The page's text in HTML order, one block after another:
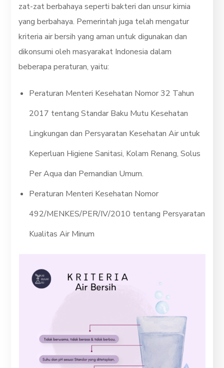
zat-zat berbahaya seperti bakteri dan unsur kimia
yang berbahaya. Pemerintah juga telah mengatur
kriteria air bersih yang aman untuk digunakan dan
dikonsumi oleh masyarakat Indonesia dalam
beberapa peraturan, yaitu:
Peraturan Menteri Kesehatan Nomor 32 Tahun
2017 tentang Standar Baku Mutu Kesehatan
Lingkungan dan Persyaratan Kesehatan Air untuk
Keperluan Higiene Sanitasi, Kolam Renang, Solus
Per Aqua dan Pemandian Umum.
Peraturan Menteri Kesehatan Nomor
492/MENKES/PER/IV/2010 tentang Persyaratan
Kualitas Air Minum